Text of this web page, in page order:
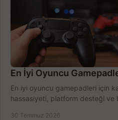
En İyi Oyuncu
En iyi oyuncu gamepadleri için
hassasiyeti, platform desteği
30 Temmuz 2026